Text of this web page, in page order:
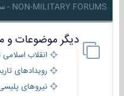
NON-MILITARY FORUMS - سایر بخشها
دیگر موضوعات و
انقلاب اسلامی
رویدادهای
نیروهای پلیسی